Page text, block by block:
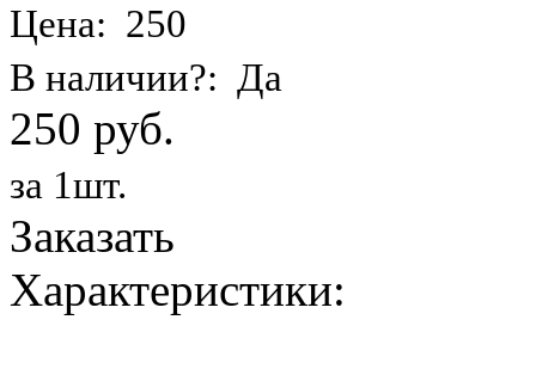
Цена: 250
В наличии?: Да
250 руб.
за 1шт.
Заказать
Характеристики: